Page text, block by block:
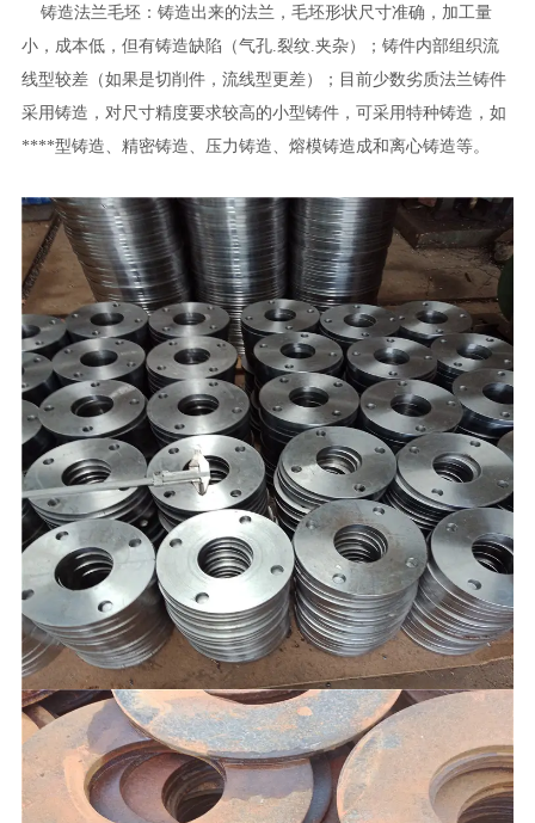
铸造法兰毛坯：铸造出来的法兰，毛坯形状尺寸准确，加工量
小，成本低，但有铸造缺陷（气孔.裂纹.夹杂）；铸件内部组织流
线型较差（如果是切削件，流线型更差）；目前少数劣质法兰铸件
采用铸造，对尺寸精度要求较高的小型铸件，可采用特种铸造，如
****型铸造、精密铸造、压力铸造、熔模铸造成和离心铸造等。